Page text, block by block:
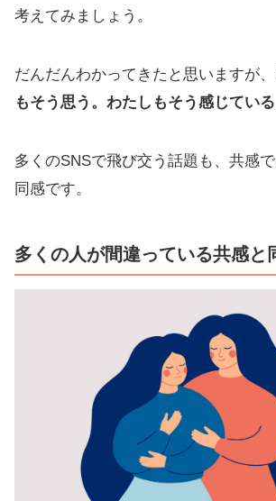
考えてみましょう。
だんだんわかってきたと思いますが、
もそう思う。わたしもそう感じている
多くのSNSで飛び交う話題も、共感
同感です。
多くの人が間違っている共感と